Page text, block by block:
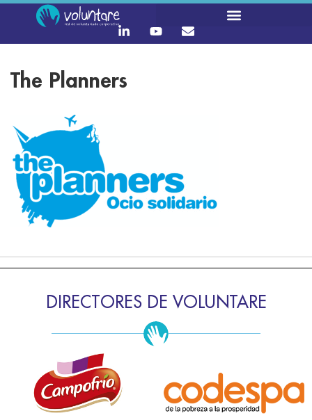
The Planners
DIRECTORES DE VOLUNTARE